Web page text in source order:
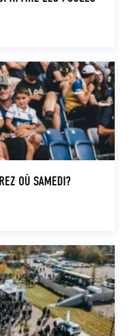
OÙ SAMEDI?